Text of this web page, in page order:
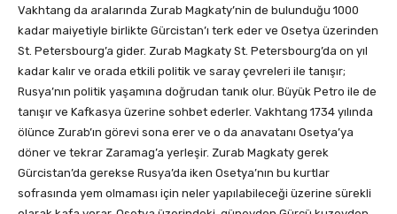
Vakhtang da aralarında Zurab Magkaty’nin de bulunduğu 1000
kadar maiyetiyle birlikte Gürcistan’ı terk eder ve Osetya üzerinden
St. Petersbourg’a gider. Zurab Magkaty St. Petersbourg’da on yıl
kadar kalır ve orada etkili politik ve saray çevreleri ile tanışır;
Rusya’nın politik yaşamına doğrudan tanık olur. Büyük Petro ile de
tanışır ve Kafkasya üzerine sohbet ederler. Vakhtang 1734 yılında
ölünce Zurab’ın görevi sona erer ve o da anavatanı Osetya’ya
döner ve tekrar Zaramag’a yerleşir. Zurab Magkaty gerek
Gürcistan’da gerekse Rusya’da iken Osetya’nın bu kurtlar
sofrasında yem olmaması için neler yapılabileceği üzerine sürekli